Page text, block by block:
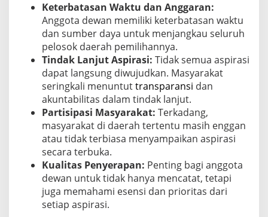
Keterbatasan Waktu dan Anggaran:
Anggota dewan memiliki keterbatasan waktu
dan sumber daya untuk menjangkau seluruh
pelosok daerah pemilihannya.
Tindak Lanjut Aspirasi: Tidak semua aspirasi
dapat langsung diwujudkan. Masyarakat
seringkali menuntuttransparansi dan
akuntabilitas dalam tindak lanjut.
Partisipasi Masyarakat: Terkadang,
masyarakat di daerah tertentu masih enggan
atau tidak terbiasa menyampaikan aspirasi
secara terbuka.
Kualitas Penyerapan: Penting bagi anggota
dewan untuk tidak hanya mencatat, tetapi
juga memahami esensi dan prioritas dari
setiap aspirasi.